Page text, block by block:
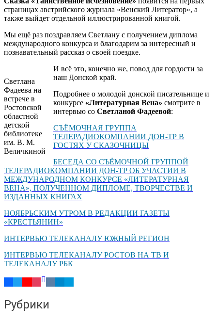
страницах австрийского журнала «Венский Литератор», а
также выйдет отдельной иллюстрированной книгой.
Мы ещё раз поздравляем Светлану с получением диплома
международного конкурса и благодарим за интересный и
познавательный рассказ о своей поездке.
Светлана
Фадеева на
встрече в
Ростовской
областной
детской
библиотеке
им. В. М.
Величкиной
И всё это, конечно же, повод для гордости за
наш Донской край.
Подробнее о молодой донской писательнице и
конкурсе «Литературная Вена» смотрите в
интервью со Светланой Фадеевой:
СЪЁМОЧНАЯ ГРУППА
ТЕЛЕРАДИОКОМПАНИИ ДОН-ТР В
ГОСТЯХ У СКАЗОЧНИЦЫ
БЕСЕДА СО СЪЁМОЧНОЙ ГРУППОЙ
ТЕЛЕРАДИОКОМПАНИИ ДОН-ТР ОБ УЧАСТИИ В
МЕЖДУНАРОДНОМ КОНКУРСЕ «ЛИТЕРАТУРНАЯ
ВЕНА», ПОЛУЧЕННОМ ДИПЛОМЕ, ТВОРЧЕСТВЕ И
ИЗДАННЫХ КНИГАХ
НОЯБРЬСКИМ УТРОМ В РЕДАКЦИИ ГАЗЕТЫ
«КРЕСТЬЯНИН»
ИНТЕРВЬЮ ТЕЛЕКАНАЛУ ЮЖНЫЙ РЕГИОН
ИНТЕРВЬЮ ТЕЛЕКАНАЛУ РОСТОВ НА ТВ И
ТЕЛЕКАНАЛУ РБК
Рубрики